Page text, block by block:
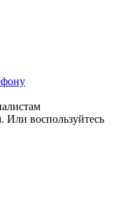
Или воспользуйтесь